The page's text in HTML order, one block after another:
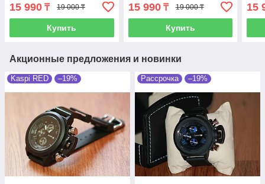
15 990 ₸ 19 000 ₸
Купить
15 990₸ 19 000 ₸
Купить
15
Акционные предложения и новинки
Kaspi RED –19% Рассрочка –19%